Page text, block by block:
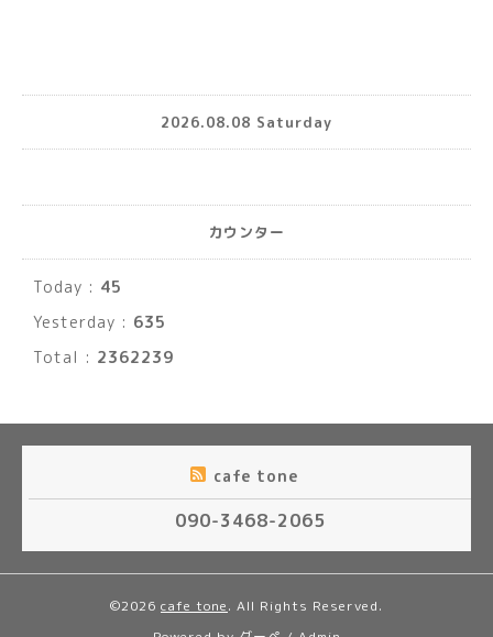
2026.08.08 Saturday
カウンター
Today : 45
Yesterday : 635
Total : 2362239
cafe tone
090-3468-2065
©2026 cafe tone. All Rights Reserved.